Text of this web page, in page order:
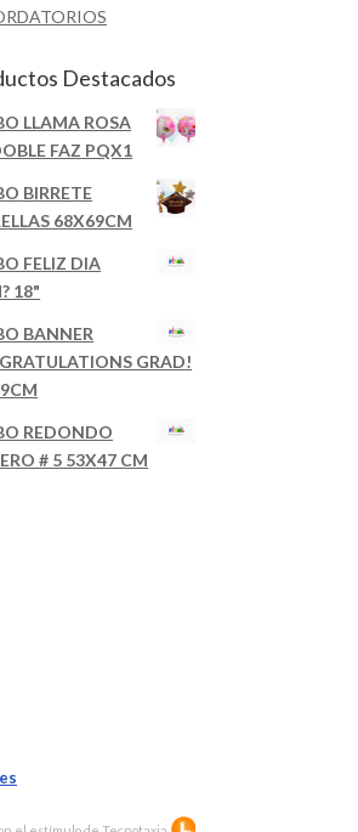
Destacados
LLAMA ROSA
FAZ PQX1
BIRRETE
68X69CM
FELIZ DIA
18"
BANNER
GRAD!
REDONDO
# 5 53X47 CM